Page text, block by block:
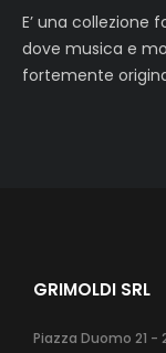
E’ una collezione
dove musica e
fortemente
GRIMOLDI SRL
Piazza Duomo 21 -